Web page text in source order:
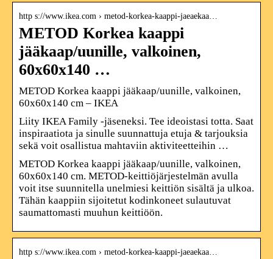
http s://www.ikea.com › metod-korkea-kaappi-jaeaekaa…
METOD Korkea kaappi
jääkaap/uunille, valkoinen,
60x60x140 …
METOD Korkea kaappi jääkaap/uunille, valkoinen,
60x60x140 cm – IKEA
Liity IKEA Family -jäseneksi. Tee ideoistasi totta. Saat
inspiraatiota ja sinulle suunnattuja etuja & tarjouksia
sekä voit osallistua mahtaviin aktiviteetteihin …
METOD Korkea kaappi jääkaap/uunille, valkoinen,
60x60x140 cm. METOD-keittiöjärjestelmän avulla
voit itse suunnitella unelmiesi keittiön sisältä ja ulkoa.
Tähän kaappiin sijoitetut kodinkoneet sulautuvat
saumattomasti muuhun keittiöön.
http s://www.ikea.com › metod-korkea-kaappi-jaeaekaa…